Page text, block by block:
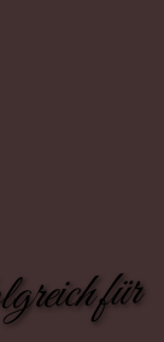
für